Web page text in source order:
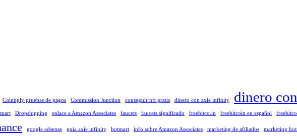
Cointiply pruebas de pagos Commission Junction conseguir nft gratis dinero con axie infinity dinero
Dropshipping enlace a Amazon Associates faucets faucets significado freebitco.in freebitcoin en español
google adsense guia axie infinity hotmart info sobre Amazon Associates marketing de afiliados marketing